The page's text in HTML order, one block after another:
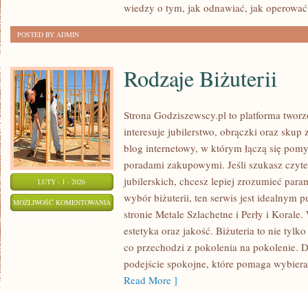
wiedzy o tym, jak odnawiać, jak operować
POSTED BY ADMIN
LUTY - 1 - 2026
MOŻLIWOŚĆ KOMENTOWANIA RODZAJE
BIŻUTERII
Rodzaje Biżuterii
Strona Godziszewscy.pl to platforma
interesuje jubilerstwo, obrączki oraz skup
blog internetowy, w którym łączą się
poradami zakupowymi. Jeśli szukasz
jubilerskich, chcesz lepiej zrozumieć
wybór biżuterii, ten serwis jest idealnym
stronie Metale Szlachetne i Perły i
estetyka oraz jakość. Biżuteria to nie
co przechodzi z pokolenia na pokolenie.
podejście spokojne, które pomaga
Read More ]